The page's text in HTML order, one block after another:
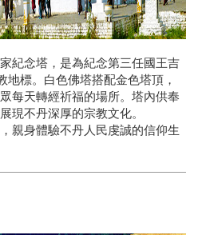
紀念塔，是為紀念第三任國王吉
地標。白色佛塔搭配金色塔頂，
每天轉經祈福的場所。塔內供奉
現不丹深厚的宗教文化。
親身體驗不丹人民虔誠的信仰生